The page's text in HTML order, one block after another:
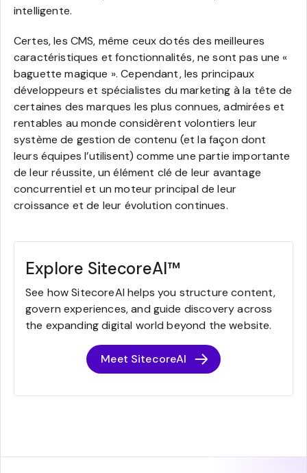
intelligente.
Certes, les CMS, même ceux dotés des meilleures
caractéristiques et fonctionnalités, ne sont pas une «
baguette magique ». Cependant, les principaux
développeurs et spécialistes du marketing à la tête de
certaines des marques les plus connues, admirées et
rentables au monde considèrent volontiers leur
système de gestion de contenu (et la façon dont
leurs équipes l’utilisent) comme une partie importante
de leur réussite, un élément clé de leur avantage
concurrentiel et un moteur principal de leur
croissance et de leur évolution continues.
Explore SitecoreAI™
See how SitecoreAI helps you structure content,
govern experiences, and guide discovery across
the expanding digital world beyond the website.
Meet SitecoreAI